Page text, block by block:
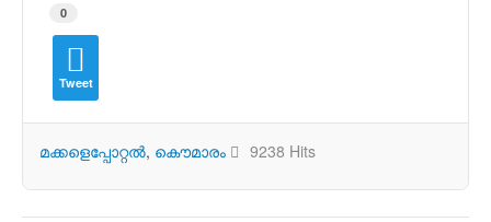
0
Tweet
മക്കളെപ്പോറ്റല്‍ കൌമാരം 9238 Hits